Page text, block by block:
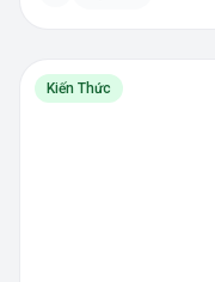
Kiến Thức